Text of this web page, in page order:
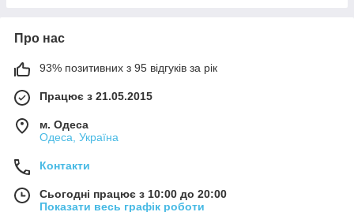
Про нас
93% позитивних з 95 відгуків за рік
Працює з 21.05.2015
м. Одеса
Одеса, Україна
Контакти
Сьогодні працює з 10:00 до 20:00
Показати весь графік роботи